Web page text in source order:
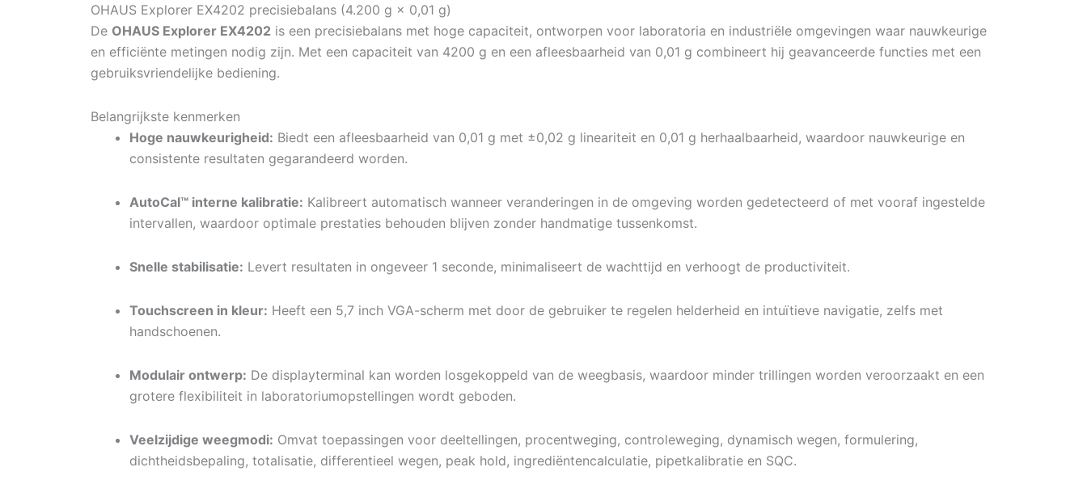
OHAUS Explorer EX4202 precisiebalans (4.200 g × 0,01 g)
De OHAUS Explorer EX4202 is een precisiebalans met hoge capaciteit, ontworpen voor laboratoria en industriële omgevingen waar nauwkeurige
en efficiënte metingen nodig zijn. Met een capaciteit van 4200 g en een afleesbaarheid van 0,01 g combineert hij geavanceerde functies met een
gebruiksvriendelijke bediening.
Belangrijkste kenmerken
Hoge nauwkeurigheid: Biedt een afleesbaarheid van 0,01 g met ±0,02 g lineariteit en 0,01 g herhaalbaarheid, waardoor nauwkeurige en
consistente resultaten gegarandeerd worden.
AutoCal™ interne kalibratie: Kalibreert automatisch wanneer veranderingen in de omgeving worden gedetecteerd of met vooraf ingestelde
intervallen, waardoor optimale prestaties behouden blijven zonder handmatige tussenkomst.
Snelle stabilisatie: Levert resultaten in ongeveer 1 seconde, minimaliseert de wachttijd en verhoogt de productiviteit.
Touchscreen in kleur: Heeft een 5,7 inch VGA-scherm met door de gebruiker te regelen helderheid en intuïtieve navigatie, zelfs met
handschoenen.
Modulair ontwerp: De displayterminal kan worden losgekoppeld van de weegbasis, waardoor minder trillingen worden veroorzaakt en een
grotere flexibiliteit in laboratoriumopstellingen wordt geboden.
Veelzijdige weegmodi: Omvat toepassingen voor deeltellingen, procentweging, controleweging, dynamisch wegen, formulering,
dichtheidsbepaling, totalisatie, differentieel wegen, peak hold, ingrediëntencalculatie, pipetkalibratie en SQC.